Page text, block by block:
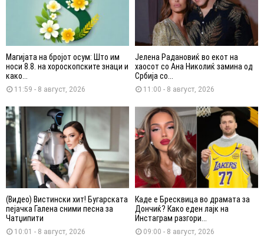
Магијата на бројот осум: Што им
носи 8.8. на хороскопските знаци и
како...
11:59 - 8 август, 2026
Јелена Радановиќ во екот на
хаосот со Ана Николиќ замина од
Србија со...
11:00 - 8 август, 2026
(Видео) Вистински хит! Бугарската
пејачка Галена сними песна за
Чатџипити
10:01 - 8 август, 2026
Каде е Бресквица во драмата за
Дончиќ? Како еден лајк на
Инстаграм разгори...
09:00 - 8 август, 2026